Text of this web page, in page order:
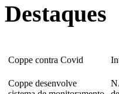
Destaques
Coppe contra Covid
Coppe desenvolve